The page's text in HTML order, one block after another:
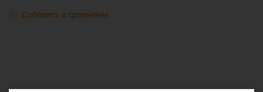
Добавить в сравнение